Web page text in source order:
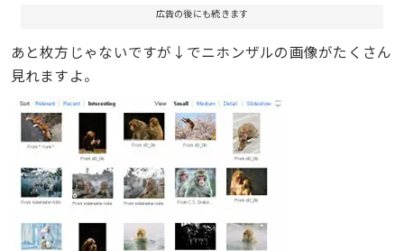
広告の後にも続きます
あと枚方じゃないですが↓でニホンザルの画像がたくさん
見れますよ。